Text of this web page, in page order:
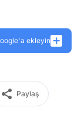
ekleyin
Paylaş